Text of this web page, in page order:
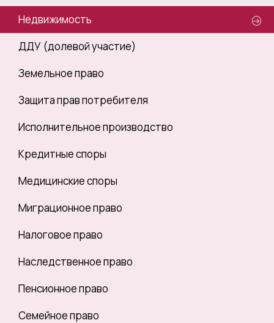
Недвижимость
ДДУ (долевой участие)
Земельное право
Защита прав потребителя
Исполнительное производство
Кредитные споры
Медицинские споры
Миграционное право
Налоговое право
Наследственное право
Пенсионное право
Семейное право